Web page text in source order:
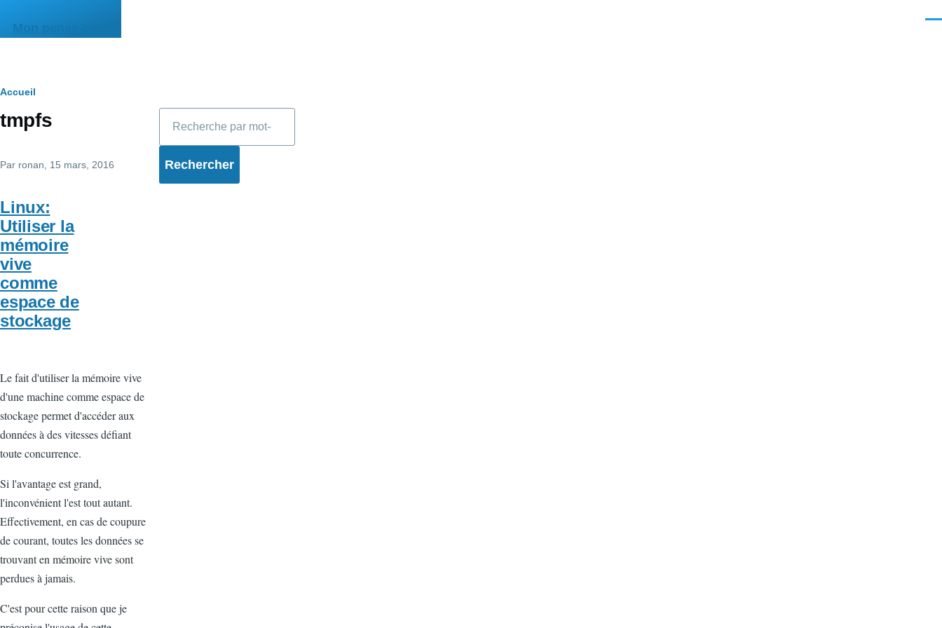
Mon pense-bête
Fil
d'Ariane
Accueil
tmpfs
Par ronan , 15 mars, 2016
Linux:
Utiliser la
mémoire
vive
comme
espace de
stockage
Le fait d'utiliser la mémoire vive
d'une machine comme espace de
stockage permet d'accéder aux
données à des vitesses défiant
toute concurrence.
Si l'avantage est grand,
l'inconvénient l'est tout autant.
Effectivement, en cas de coupure
de courant, toutes les données se
trouvant en mémoire vive sont
perdues à jamais.
C'est pour cette raison que je